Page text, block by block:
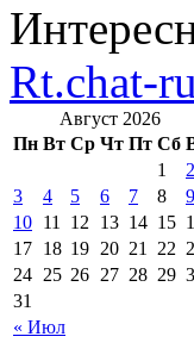
Rt.chat-
Август 2026
Пн Вт Ср Чт Пт Сб
« Июл
1
2
3
4 5 6 7 8
9
10 11 12 13 14 15
17 18 19 20 21 22
24 25 26 27 28 29
31